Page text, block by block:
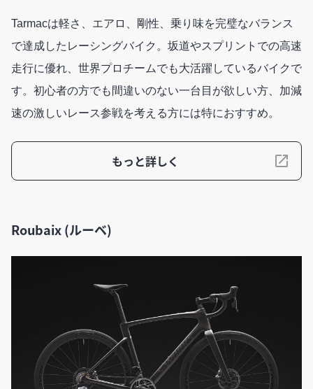
Tarmacは軽さ、エアロ、剛性、乗り味を完璧なバランス
で達成したレーシングバイク。坂道やスプリントでの高速
走行に優れ、世界プロチームでも大活躍しているバイクで
す。初心者の方でも間違いのない一台目が欲しい方、加減
速の激しいレース参戦を考える方には特におすすめ。
もっと詳しく
Roubaix (ルーベ)